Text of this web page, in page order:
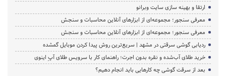
ارتقا و بهینه سازی سایت وبرانو
معرفی سنجور؛ مجموعه‌ای از ابزارهای آنلاین محاسبات و سنجش
معرفی سنجور؛ مجموعه‌ای از ابزارهای آنلاین محاسبات و سنجش
ردیابی گوشی سرقتی در مشهد | سریع‌ترین روش پیدا کردن موبایل گمشده
خرید طلای آب‌شده و نقره بدون اجرت؛ راهنمای کار با سرویس طلای آپِ اینوی
بعد از سرقت گوشی چه کارهایی باید انجام دهیم؟